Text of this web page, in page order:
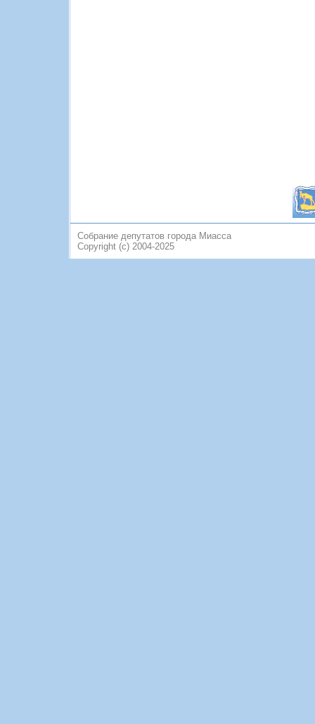
Собрание депутатов города Миасса
Copyright (c) 2004-2025